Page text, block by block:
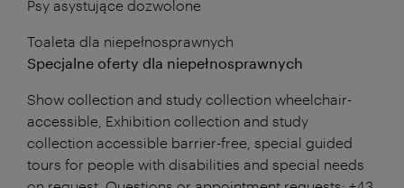
Psy asystujące dozwolone
Toaleta dla niepełnosprawnych
Specjalne oferty dla niepełnosprawnych
Show collection and study collection wheelchair-
accessible, Exhibition collection and study
collection accessible barrier-free, special guided
tours for people with disabilities and special needs